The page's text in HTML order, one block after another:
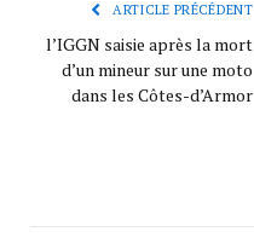
ARTICLE PRÉCÉDENT
l’IGGN saisie après la mort
d’un mineur sur une moto
dans les Côtes-d’Armor